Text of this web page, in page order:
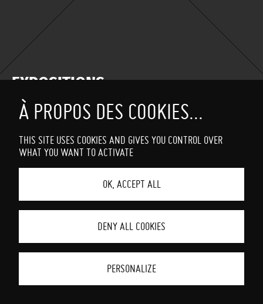
THIS SITE USES COOKIES AND GIVES YOU CONTROL OVER
WHAT YOU WANT TO ACTIVATE
OK, ACCEPT ALL
DENY ALL COOKIES
PERSONALIZE
EXPOSITIONS
EN COURS